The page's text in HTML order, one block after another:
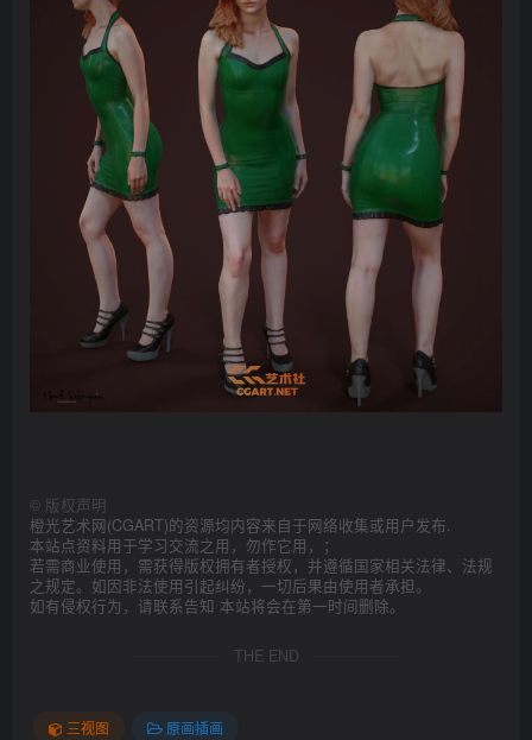
© 版权声明
橙光艺术网(CGART)的资源均内容来自于网络收集或用户发布.
本站点资料用于学习交流之用，勿作它用，；
若需商业使用，需获得版权拥有者授权，并遵循国家相关法律、法规
之规定。如因非法使用引起纠纷，一切后果由使用者承担。
如有侵权行为，请联系告知 本站将会在第一时间删除。
THE END
三视图
原画插画